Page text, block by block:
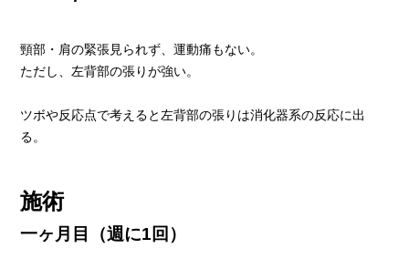
頸部・肩の緊張見られず、運動痛もない。
ただし、左背部の張りが強い。
ツボや反応点で考えると左背部の張りは消化器系の反応に出
る。
施術
一ヶ月目（週に1回）